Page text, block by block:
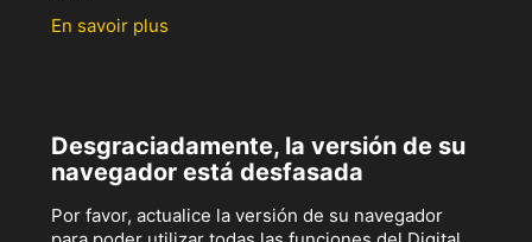
En savoir plus
Desgraciadamente, la versión de su
navegador está desfasada
Por favor, actualice la versión de su navegador